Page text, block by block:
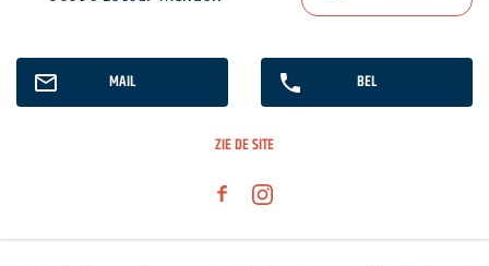
MAIL BEL
ZIE DE SITE